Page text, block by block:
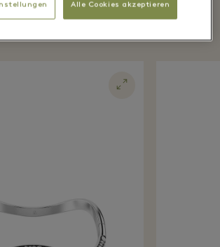
aus der Boutique
Alle Cookies akzeptieren